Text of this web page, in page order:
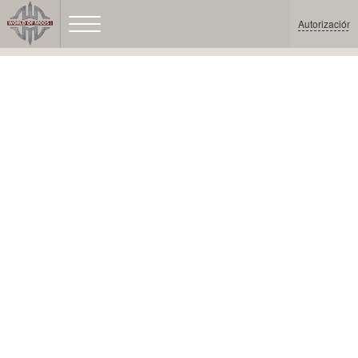
Autorización